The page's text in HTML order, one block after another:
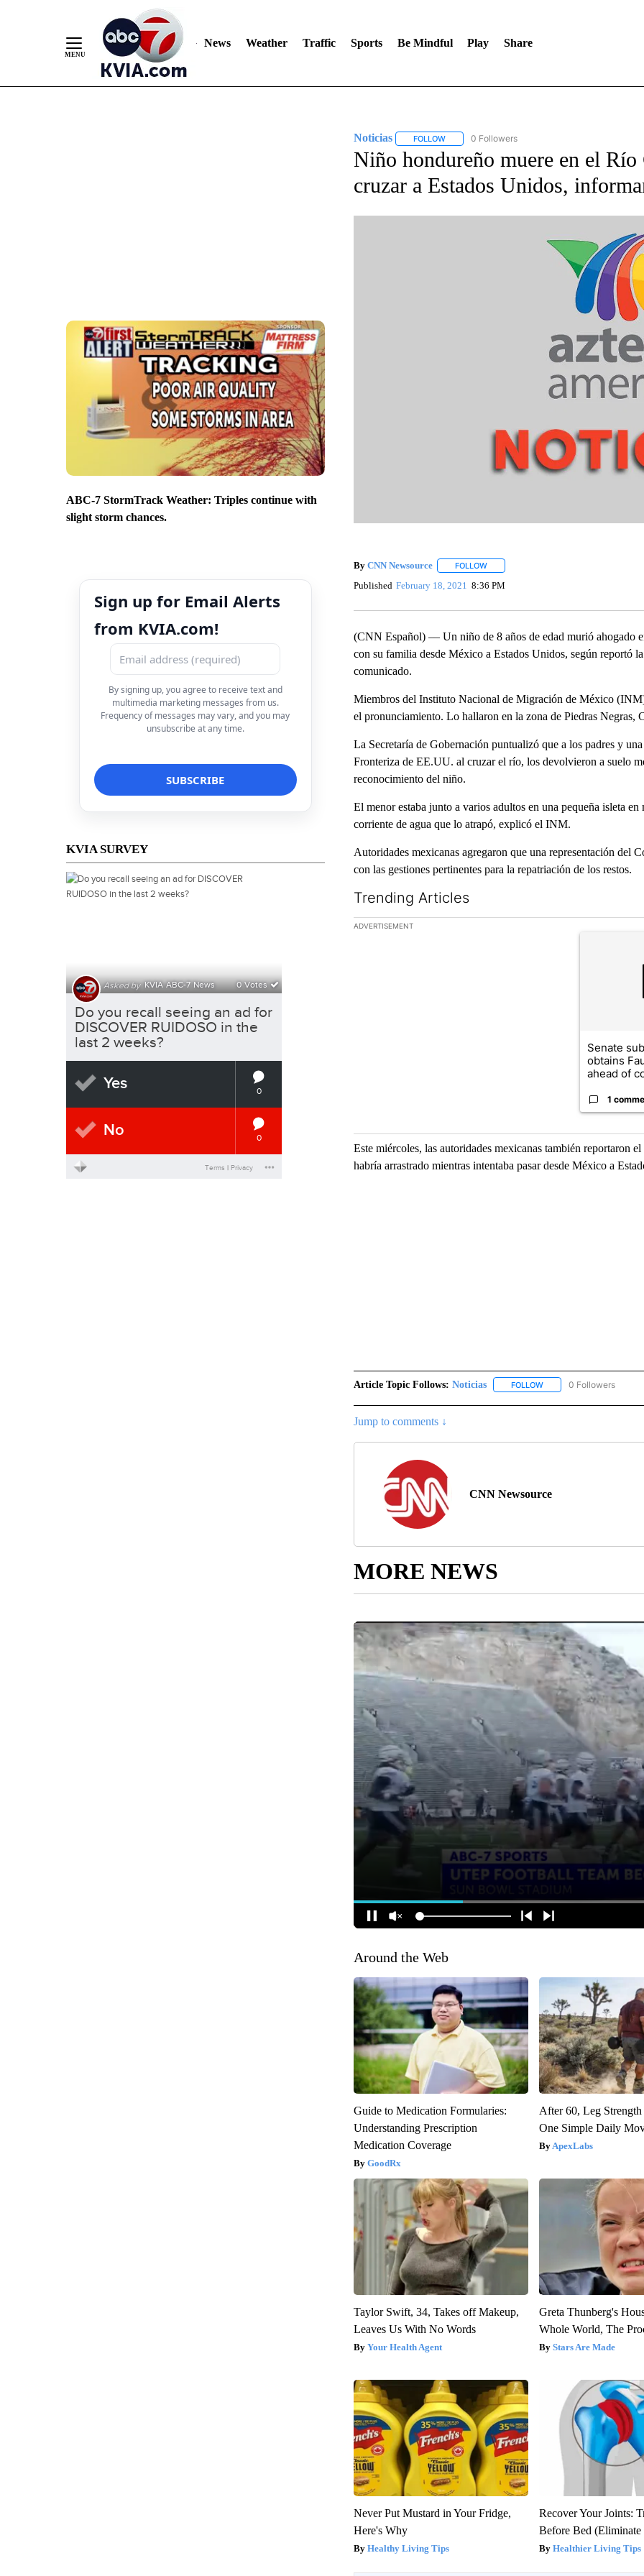
News Weather Traffic Sports Be Mindful Play Share
ABC-7 StormTrack Weather: Triples continue with
slight storm chances.
Sign up for Email Alerts
from KVIA.com!
By signing up, you agree to receive text and
multimedia marketing messages from us.
Frequency of messages may vary, and you may
unsubscribe at any time.
KVIA SURVEY
Noticias FOLLOWFOLLOW "NOTICIAS" TO RECEIVE NOTIFICATIONS
0 Followers
Niño hondureño muere en el Río
cruzar a Estados Unidos,
By CNN Newsource FOLLOWFOLLOW "" TO RECEIVE NOTIFICATIONS
Published February 18, 2021 8:36 PM
(CNN Español) –– Un niño de 8 años de edad murió ahogado
con su familia desde México a Estados Unidos, según reportó
comunicado.
Miembros del Instituto Nacional de Migración de México
el pronunciamiento. Lo hallaron en la zona de Piedras Negras,
La Secretaría de Gobernación puntualizó que a los padres y
Fronteriza de EE.UU. al cruzar el río, los devolvieron a suelo
reconocimiento del niño.
El menor estaba junto a varios adultos en una pequeña isleta
corriente de agua que lo atrapó, explicó el INM.
Autoridades mexicanas agregaron que una representación del
con las gestiones pertinentes para la repatriación de los restos.
Trending Articles
The following is a list of the most commented articles in the
ADVERTISEMENT
Senate
obtains
ahead of
1
Este miércoles, las autoridades mexicanas también reportaron
habría arrastrado mientras intentaba pasar desde México a
Article Topic Follows: Noticias FOLLOWFOLLOW "NOTICIAS" TO
0 Followers
Jump to comments ↓
CNN Newsource
MORE NEWS
Around the Web
Guide to Medication Formularies:
Understanding Prescription
Medication Coverage
GoodRx
After 60, Leg
One Simple Daily
ApexLabs
Taylor Swift, 34, Takes off Makeup,
Leaves Us With No Words
Your Health Agent
Greta Thunberg's
Whole World, The
Stars Are Made
Never Put Mustard in Your Fridge,
Here's Why
Healthy Living Tips
Recover Your Joints:
Before Bed (Eliminate
Healthier Living Tips